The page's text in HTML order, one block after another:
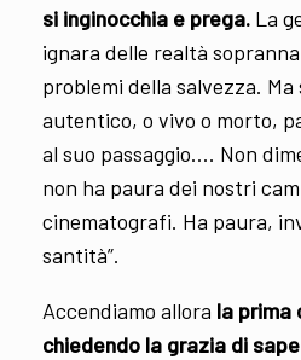
si inginocchia e prega. La
ignara delle realtà
problemi della salvezza. Ma
autentico, o vivo o morto,
al suo passaggio…. Non
non ha paura dei nostri
cinematografi. Ha paura,
santità”.
Accendiamo allora la prima
chiedendo la grazia di